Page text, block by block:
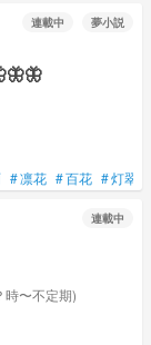
連載中 夢小説
#凛花 #百花 #灯翠
連載中
時〜不定期)